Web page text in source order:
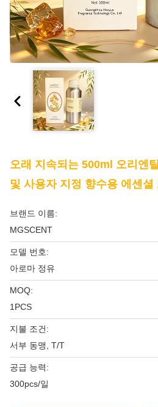
오래 지속되는 500ml 오리엔
및 사용자 지정 향수용 에센셜
브랜드 이름:
MGSCENT
모델 번호:
아로마 정유
MOQ:
1PCS
지불 조건:
서부 동맹, T/T
공급 능력:
300pcs/일